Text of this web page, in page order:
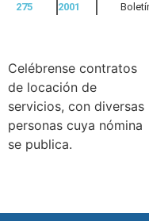
275
2001
Celébrense contratos
de locación de
servicios, con diversas
personas cuya nómina
se publica.